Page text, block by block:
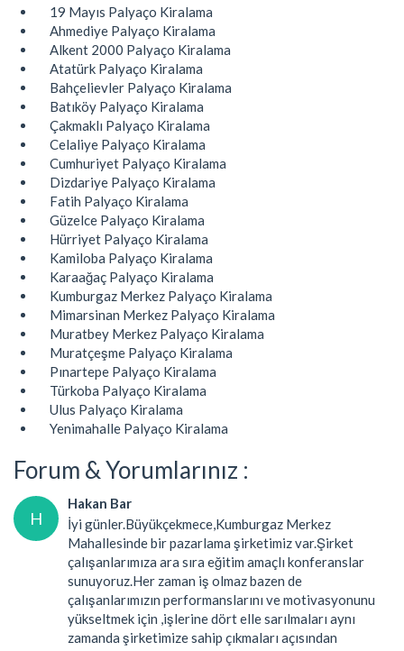
19 Mayıs Palyaço Kiralama
Ahmediye Palyaço Kiralama
Alkent 2000 Palyaço Kiralama
Atatürk Palyaço Kiralama
Bahçelievler Palyaço Kiralama
Batıköy Palyaço Kiralama
Çakmaklı Palyaço Kiralama
Celaliye Palyaço Kiralama
Cumhuriyet Palyaço Kiralama
Dizdariye Palyaço Kiralama
Fatih Palyaço Kiralama
Güzelce Palyaço Kiralama
Hürriyet Palyaço Kiralama
Kamiloba Palyaço Kiralama
Karaağaç Palyaço Kiralama
Kumburgaz Merkez Palyaço Kiralama
Mimarsinan Merkez Palyaço Kiralama
Muratbey Merkez Palyaço Kiralama
Muratçeşme Palyaço Kiralama
Pınartepe Palyaço Kiralama
Türkoba Palyaço Kiralama
Ulus Palyaço Kiralama
Yenimahalle Palyaço Kiralama
Forum & Yorumlarınız :
H
Hakan Bar
İyi günler.Büyükçekmece,Kumburgaz Merkez
Mahallesinde bir pazarlama şirketimiz var.Şirket
çalışanlarımıza ara sıra eğitim amaçlı konferanslar
sunuyoruz.Her zaman iş olmaz bazen de
çalışanlarımızın performanslarını ve motivasyonunu
yükseltmek için ,işlerine dört elle sarılmaları aynı
zamanda şirketimize sahip çıkmaları açısından